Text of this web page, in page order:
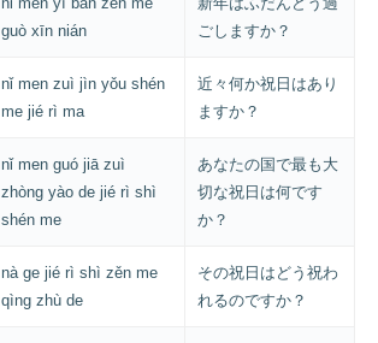
guò xīn nián
ごしますか？
nǐ men zuì jìn yǒu shén
me jié rì ma
近々何か祝日はあり
ますか？
nǐ men guó jiā zuì
zhòng yào de jié rì shì
shén me
あなたの国で最も大
切な祝日は何です
か？
nà ge jié rì shì zěn me
qìng zhù de
その祝日はどう祝わ
れるのですか？